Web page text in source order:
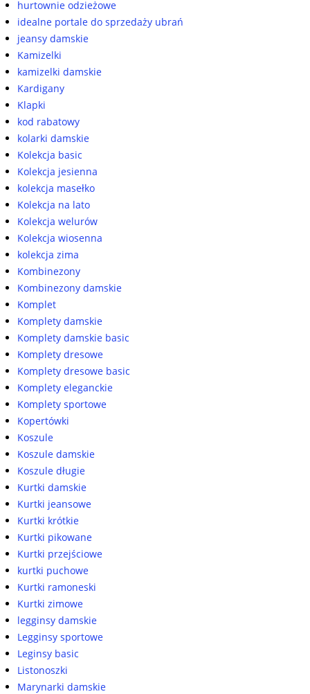
hurtownie odzieżowe
idealne portale do sprzedaży ubrań
jeansy damskie
Kamizelki
kamizelki damskie
Kardigany
Klapki
kod rabatowy
kolarki damskie
Kolekcja basic
Kolekcja jesienna
kolekcja masełko
Kolekcja na lato
Kolekcja welurów
Kolekcja wiosenna
kolekcja zima
Kombinezony
Kombinezony damskie
Komplet
Komplety damskie
Komplety damskie basic
Komplety dresowe
Komplety dresowe basic
Komplety eleganckie
Komplety sportowe
Kopertówki
Koszule
Koszule damskie
Koszule długie
Kurtki damskie
Kurtki jeansowe
Kurtki krótkie
Kurtki pikowane
Kurtki przejściowe
kurtki puchowe
Kurtki ramoneski
Kurtki zimowe
legginsy damskie
Legginsy sportowe
Leginsy basic
Listonoszki
Marynarki damskie